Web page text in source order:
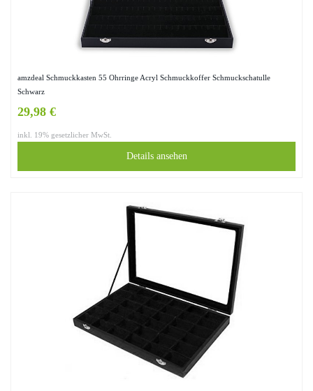
amzdeal Schmuckkasten 55 Ohrringe Acryl Schmuckkoffer Schmuckschatulle
Schwarz
29,98 €
inkl. 19% gesetzlicher MwSt.
Details ansehen